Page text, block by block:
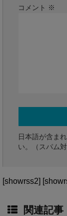
コメント ※
日本語が含ま
い。（スパム対
[showrss2]
関連記事